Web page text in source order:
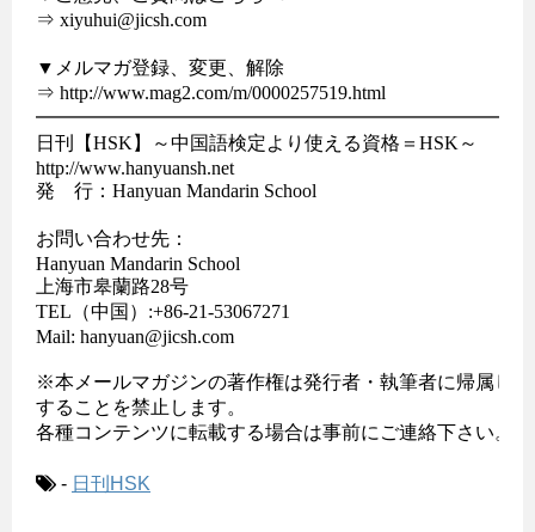
⇒ xiyuhui@jicsh.com
▼メルマガ登録、変更、解除
⇒ http://www.mag2.com/m/0000257519.html
日刊【HSK】～中国語検定より使える資格＝HSK～
http://www.hanyuansh.net
発　行：Hanyuan Mandarin School
お問い合わせ先：
Hanyuan Mandarin School
上海市皋蘭路28号
TEL（中国）:+86-21-53067271
Mail: hanyuan@jicsh.com
※本メールマガジンの著作権は発行者・執筆者に帰属し
することを禁止します。
各種コンテンツに転載する場合は事前にご連絡下さい。
- 日刊HSK